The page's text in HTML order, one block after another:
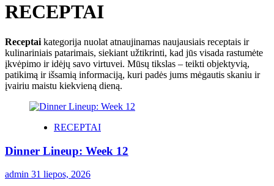
RECEPTAI
Receptai kategorija nuolat atnaujinamas naujausiais receptais ir
kulinariniais patarimais, siekiant užtikrinti, kad jūs visada rastumėte
įkvėpimo ir idėjų savo virtuvei. Mūsų tikslas – teikti objektyvią,
patikimą ir išsamią informaciją, kuri padės jums mėgautis skaniu ir
įvairiu maistu kiekvieną dieną.
RECEPTAI
Dinner Lineup: Week 12
admin 31 liepos, 2026